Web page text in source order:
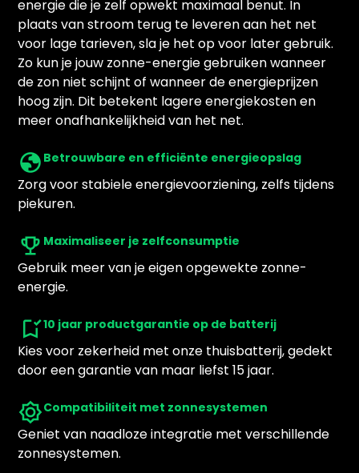
energie die je zelf opwekt maximaal benut. In
plaats van stroom terug te leveren aan het net
voor lage tarieven, sla je het op voor later gebruik.
Zo kun je jouw zonne-energie gebruiken wanneer
de zon niet schijnt of wanneer de energieprijzen
hoog zijn. Dit betekent lagere energiekosten en
meer onafhankelijkheid van het net.
Betrouwbare en efficiënte energieopslag
Zorg voor stabiele energievoorziening, zelfs tijdens
piekuren.
Maximaliseer je zelfconsumptie
Gebruik meer van je eigen opgewekte zonne-
energie.
10 jaar productgarantie op de batterij
Kies voor zekerheid met onze thuisbatterij, gedekt
door een garantie van maar liefst 15 jaar.
Compatibiliteit met zonnesystemen
Geniet van naadloze integratie met verschillende
zonnesystemen.